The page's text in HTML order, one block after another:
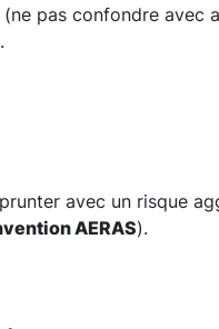
(ne pas confondre avec
avec un risque
AERAS).